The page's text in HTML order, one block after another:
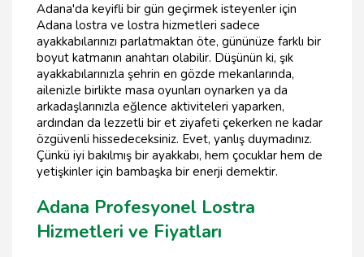
Adana'da keyifli bir gün geçirmek isteyenler için
Adana lostra ve lostra hizmetleri sadece
ayakkabılarınızı parlatmaktan öte, gününüze farklı bir
boyut katmanın anahtarı olabilir. Düşünün ki, şık
ayakkabılarınızla şehrin en gözde mekanlarında,
ailenizle birlikte masa oyunları oynarken ya da
arkadaşlarınızla eğlence aktiviteleri yaparken,
ardından da lezzetli bir et ziyafeti çekerken ne kadar
özgüvenli hissedeceksiniz. Evet, yanlış duymadınız.
Çünkü iyi bakılmış bir ayakkabı, hem çocuklar hem de
yetişkinler için bambaşka bir enerji demektir.
Adana Profesyonel Lostra
Hizmetleri ve Fiyatları